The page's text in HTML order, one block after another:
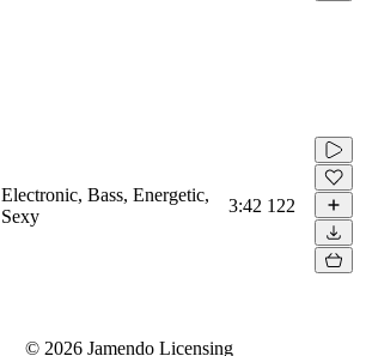
Electronic, Bass, Energetic,
Sexy
3:42 122
© 2026 Jamendo Licensing